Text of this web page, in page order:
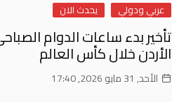
عربي ودولي يحدث الان
تأخير بدء ساعات الدوام
الأردن خلال كأس العالم
الأحد, 31 مايو 2026, 17:40